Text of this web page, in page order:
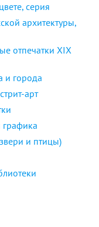
серия
архитектуры,
отпечатки XIX
и города
арт
и птицы)